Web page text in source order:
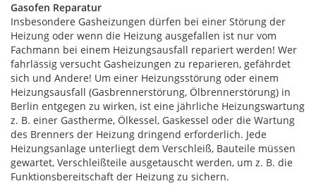
Gasofen Reparatur
Insbesondere Gasheizungen dürfen bei einer Störung der
Heizung oder wenn die Heizung ausgefallen ist nur vom
Fachmann bei einem Heizungsausfall repariert werden! Wer
fahrlässig versucht Gasheizungen zu reparieren, gefährdet
sich und Andere! Um einer Heizungsstörung oder einem
Heizungsausfall (Gasbrennerstörung, Ölbrennerstörung) in
Berlin entgegen zu wirken, ist eine jährliche Heizungswartung
z. B. einer Gastherme, Ölkessel, Gaskessel oder die Wartung
des Brenners der Heizung dringend erforderlich. Jede
Heizungsanlage unterliegt dem Verschleiß, Bauteile müssen
gewartet, Verschleißteile ausgetauscht werden, um z. B. die
Funktionsbereitschaft der Heizung zu sichern.